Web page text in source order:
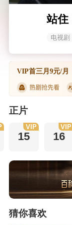
站住
电视剧
VIP首三月9元/月
正片
15
VIP
16
VIP
猜你喜欢